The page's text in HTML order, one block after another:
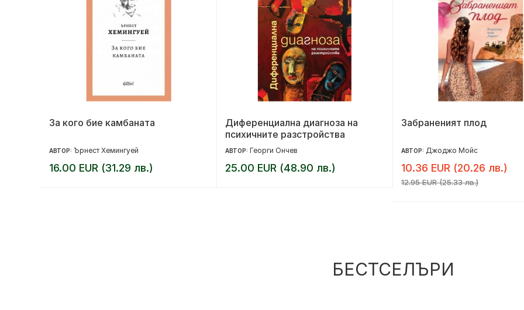
За кого бие камбаната
АВТОР: Ърнест Хемингуей
16.00 EUR (31.29 лв.)
Диференциална диагноза на
психичните разстройства
АВТОР: Георги Ончев
25.00 EUR (48.90 лв.)
Забраненият плод
АВТОР: Джоджо Мойс
10.36 EUR (20.26 лв.)
12.95 EUR (25.33 лв.)
БЕСТСЕЛЪРИ